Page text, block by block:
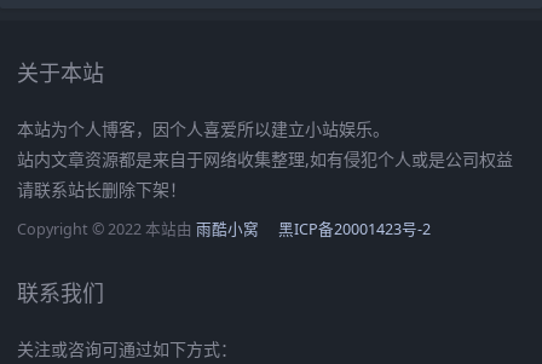
关于本站
本站为个人博客，因个人喜爱所以建立小站娱乐。
站内文章资源都是来自于网络收集整理,如有侵犯个人或是公司权益
请联系站长删除下架！
Copyright © 2022 本站由 雨酷小窝 黑ICP备20001423号-2
联系我们
关注或咨询可通过如下方式：